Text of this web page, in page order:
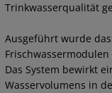
Trinkwasserqualität
Ausgeführt wurde das
Das System bewirkt
Wasservolumens in